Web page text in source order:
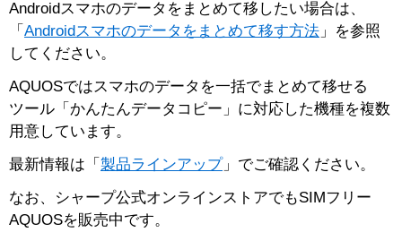
Androidスマホのデータをまとめて移したい場合は、
「 Androidスマホのデータをまとめて移す方法 」を参照
してください。
AQUOSではスマホのデータを一括でまとめて移せる
ツール「かんたんデータコピー」に対応した機種を複数
用意しています。
最新情報は「 製品ラインアップ」でご確認ください。
なお、シャープ公式オンラインストアでもSIMフリー
AQUOSを販売中です。